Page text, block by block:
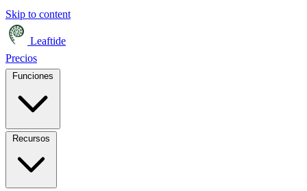
Skip to content
Leaftide
Precios